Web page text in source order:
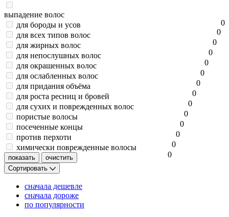
выпадение волос
0
для бороды и усов
0
для всех типов волос
0
для жирных волос
0
для непослушных волос
0
для окрашенных волос
0
для ослабленных волос
0
для придания объёма
0
для роста ресниц и бровей
0
для сухих и поврежденных волос
0
пористые волосы
0
посеченные концы
0
против перхоти
0
химически поврежденные волосы
0
Сортировать
сначала дешевле
сначала дороже
по популярности